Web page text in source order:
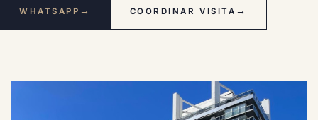
WHATSAPP → COORDINAR VISITA →